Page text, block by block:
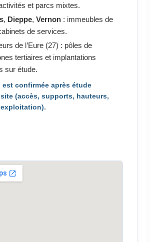
et parcs mixtes.
, Dieppe, Vernon: immeubles de
de services.
de l’Eure (27) : pôles de
tertiaires et implantations
sur étude.
est confirmée après étude
(accès, supports, hauteurs,